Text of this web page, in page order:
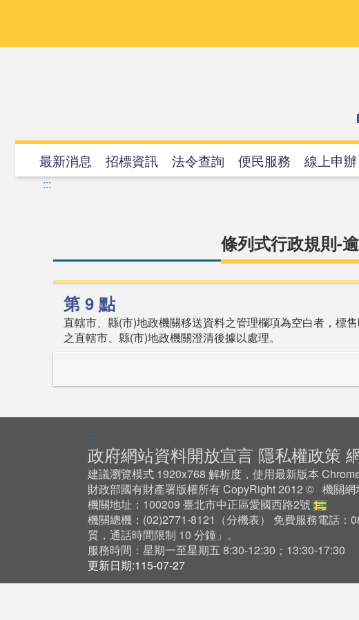
要
最新消息 招標資訊 法令查詢 便民服務 線上申辦
:::
條列式行政規則-
第 9 點
直轄市、縣(市)地政機關移送資料之管理欄項為空白者，標
之直轄市、縣(市)地政機關澄清後據以處理。
:::
政府網站資料開放宣言 隱私權政策
建議瀏覽模式 1920x768 解析度，使用最新版本
財政部國有財產署版權所有 CopyRight 2012 © 機關網
機關地址：100209 臺北市中正區愛國西路2號
機關總機：(02)2771-8121（分機表） 免費服務電話：
質，通話時間限制 10 分鐘」。
服務時間：星期一至星期五 8:30-12:30；13:30-17:30
更新日期:115-07-27